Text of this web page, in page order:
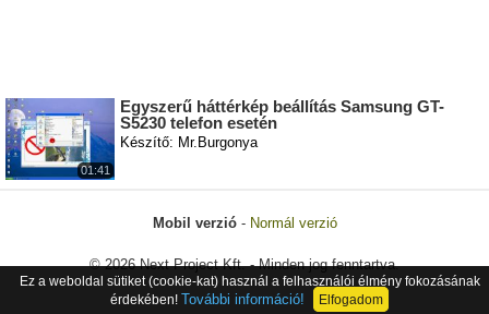
01:41
Egyszerű háttérkép beállítás Samsung GT-
S5230 telefon esetén
Készítő: Mr.Burgonya
Mobil verzió- Normál verzió
© 2026 Next Project Kft. - Minden jog fenntartva.
Ez a weboldal sütiket (cookie-kat) használ a felhasználói élmény fokozásának
érdekében! További információ! Elfogadom